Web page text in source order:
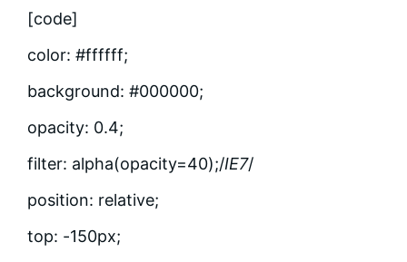
[code]
color: #ffffff;
background: #000000;
opacity: 0.4;
filter: alpha(opacity=40);/IE7/
position: relative;
top: -150px;